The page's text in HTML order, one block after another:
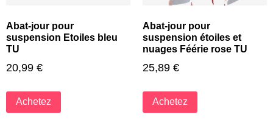
Abat-jour pour
suspension Etoiles bleu
TU
20,99 €
Achetez
Abat-jour pour
suspension étoiles et
nuages Féérie rose TU
25,89 €
Achetez